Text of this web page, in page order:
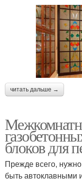
читать дальше →
блоков для
Прежде всего,
быть автоклавными